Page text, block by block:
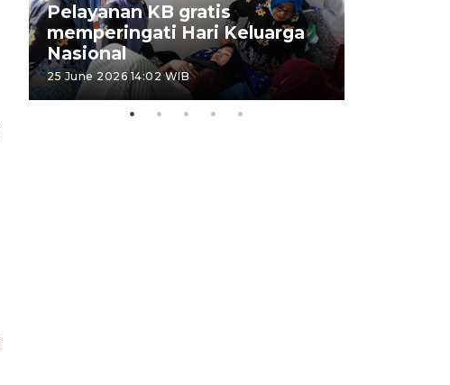
Pelayanan KB gratis
memperingati Hari Keluarga
Nasional
25 June 2026 14:02 WIB